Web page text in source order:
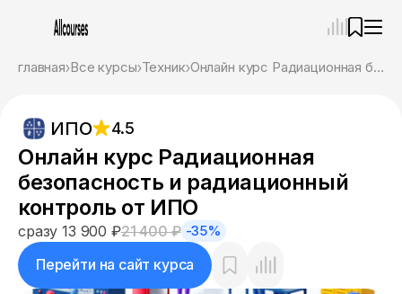
главная Все курсы Техник Онлайн курс Радиационная безопасность и радиационный контроль от ИПО
ИПО 4.5
Онлайн курс Радиационная
безопасность и радиационный
контроль от ИПО
сразу 13 900 ₽21 400 ₽ -35%
Перейти на сайт курса
Привет! Я Ваш карьерный навигатор. Подберу
курсы, которые соответствует именно вашим
целям.
Пожалуйста, ответьте на несколько вопросов,
Приступим?